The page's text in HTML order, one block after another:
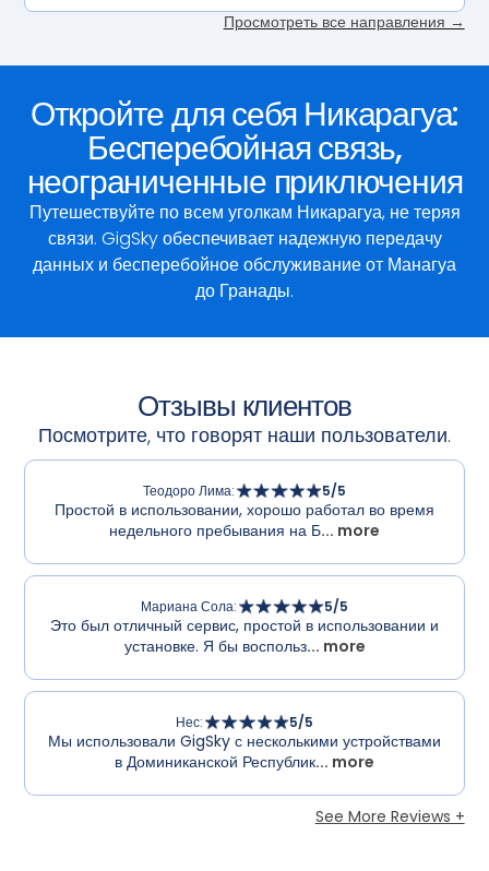
Просмотреть все направления →
Откройте для себя Никарагуа:
Бесперебойная связь,
неограниченные приключения
Путешествуйте по всем уголкам Никарагуа, не теряя
связи. GigSky обеспечивает надежную передачу
данных и бесперебойное обслуживание от Манагуа
до Гранады.
Отзывы клиентов
Посмотрите, что говорят наши пользователи.
Теодоро Лима: 5/5
Простой в использовании, хорошо работал во время
недельного пребывания на Б... more
Мариана Сола: 5/5
Это был отличный сервис, простой в использовании и
установке. Я бы воспольз... more
Нес: 5/5
Мы использовали GigSky с несколькими устройствами
в Доминиканской Республик... more
See More Reviews +